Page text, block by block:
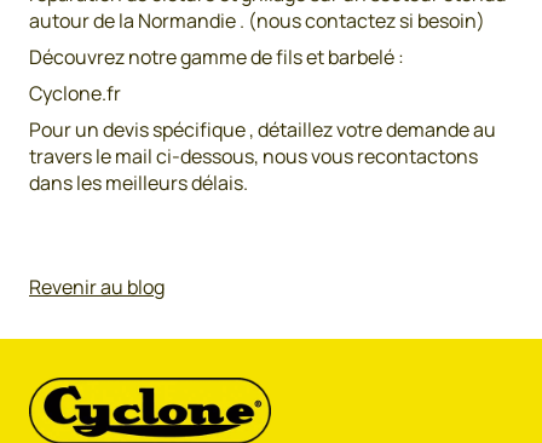
autour de la Normandie . (nous contactez si besoin)
Découvrez notre gamme de fils et barbelé :
Cyclone.fr
Pour un devis spécifique , détaillez votre demande au
travers le mail ci-dessous, nous vous recontactons
dans les meilleurs délais.
Revenir au blog